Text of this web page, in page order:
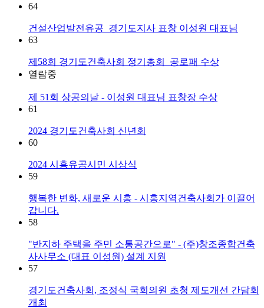
64
건설산업발전유공_경기도지사 표창 이성원 대표님
63
제58회 경기도건축사회 정기총회_공로패 수상
열람중
제 51회 상공의날 - 이성원 대표님 표창장 수상
61
2024 경기도건축사회 신년회
60
2024 시흥유공시민 시상식
59
행복한 변화, 새로운 시흥 - 시흥지역건축사회가 이끌어
갑니다.
58
"반지하 주택을 주민 소통공간으로" - (주)창조종합건축
사사무소 (대표 이성원) 설계 지원
57
경기도건축사회, 조정식 국회의원 초청 제도개선 간담회
개최